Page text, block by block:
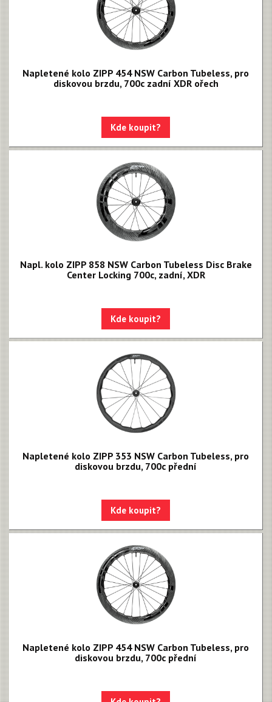
Napletené kolo ZIPP 454 NSW Carbon Tubeless, pro
diskovou brzdu, 700c zadní XDR ořech
Kde koupit?
Napl. kolo ZIPP 858 NSW Carbon Tubeless Disc Brake
Center Locking 700c, zadní, XDR
Kde koupit?
Napletené kolo ZIPP 353 NSW Carbon Tubeless, pro
diskovou brzdu, 700c přední
Kde koupit?
Napletené kolo ZIPP 454 NSW Carbon Tubeless, pro
diskovou brzdu, 700c přední